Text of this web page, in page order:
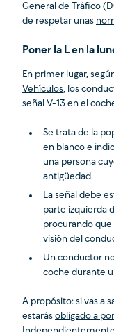
General de Tráfico
de respetar unas
Poner la L en la
En primer lugar,
Vehículos, los
señal V-13 en el
Se trata de la
en blanco e
una persona
antigüedad.
La señal debe
parte izquierda
procurando
visión del
Un conductor
coche durante
A propósito: si vas a
estarás obligado a